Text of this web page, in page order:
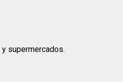
y supermercados.